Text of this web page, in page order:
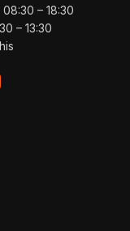
– 18:30
– 13:30